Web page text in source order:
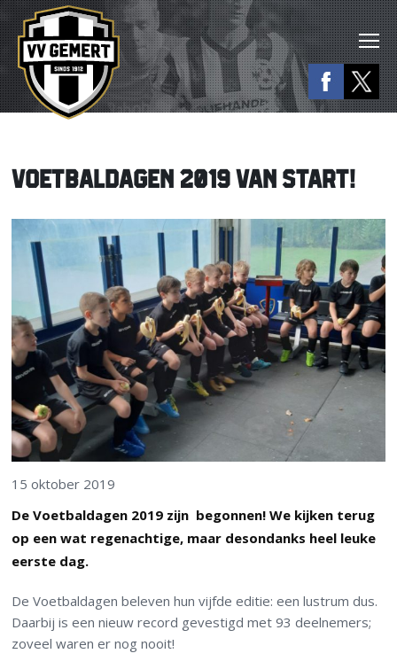
VOETBALDAGEN 2019 VAN START!
15 oktober 2019
De Voetbaldagen 2019 zijn begonnen! We kijken terug
op een wat regenachtige, maar desondanks heel leuke
eerste dag.
De Voetbaldagen beleven hun vijfde editie: een lustrum dus.
Daarbij is een nieuw record gevestigd met 93 deelnemers;
zoveel waren er nog nooit!